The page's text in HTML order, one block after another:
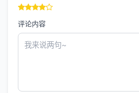
评论内容